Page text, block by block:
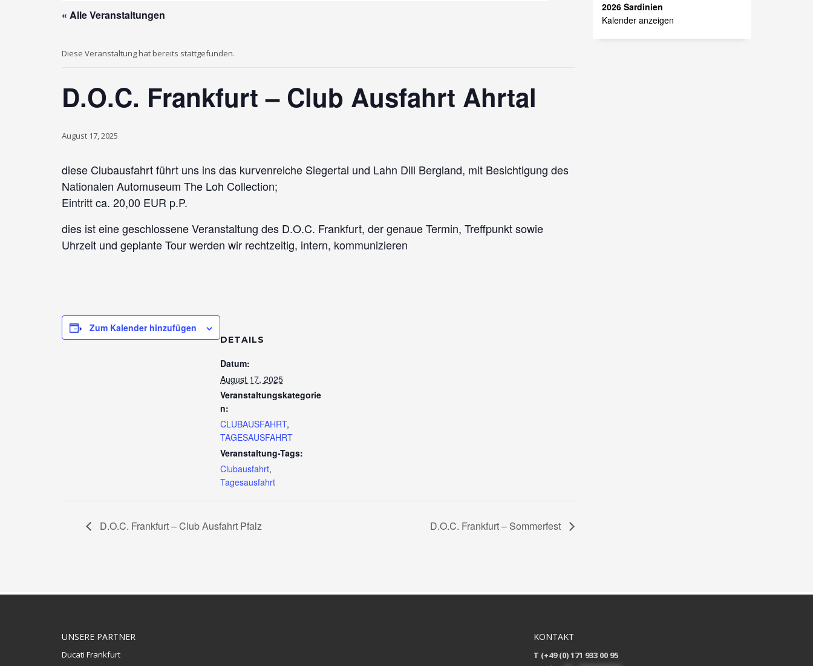
« Alle Veranstaltungen
Diese Veranstaltung hat bereits stattgefunden.
D.O.C. Frankfurt – Club Ausfahrt Ahrtal
August 17, 2025
diese Clubausfahrt führt uns ins das kurvenreiche Siegertal und Lahn Dill Bergland, mit Besichtigung des
Nationalen Automuseum The Loh Collection;
Eintritt ca. 20,00 EUR p.P.
dies ist eine geschlossene Veranstaltung des D.O.C. Frankfurt, der genaue Termin, Treffpunkt sowie
Uhrzeit und geplante Tour werden wir rechtzeitig, intern, kommunizieren
Zum Kalender hinzufügen
DETAILS
Datum:
August 17, 2025
Veranstaltungskategorie
n:
CLUBAUSFAHRT,
TAGESAUSFAHRT
Veranstaltung-Tags:
Clubausfahrt,
Tagesausfahrt
D.O.C. Frankfurt – Club Ausfahrt Pfalz D.O.C. Frankfurt – Sommerfest
2026 Sardinien
Kalender anzeigen
UNSERE PARTNER
Ducati Frankfurt
KONTAKT
T (+49 (0) 171 933 00 95